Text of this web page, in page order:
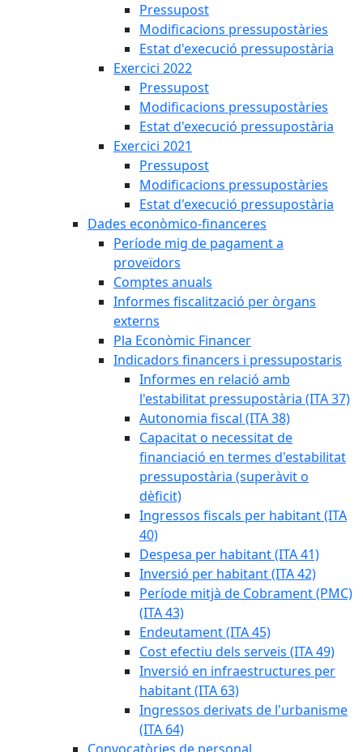
Pressupost
Modificacions pressupostàries
Estat d'execució pressupostària
Exercici 2022
Pressupost
Modificacions pressupostàries
Estat d'execució pressupostària
Exercici 2021
Pressupost
Modificacions pressupostàries
Estat d'execució pressupostària
Dades econòmico-financeres
Període mig de pagament a
proveïdors
Comptes anuals
Informes fiscalització per òrgans
externs
Pla Econòmic Financer
Indicadors financers i pressupostaris
Informes en relació amb
l'estabilitat pressupostària (ITA 37)
Autonomia fiscal (ITA 38)
Capacitat o necessitat de
financiació en termes d'estabilitat
pressupostària (superàvit o
dèficit)
Ingressos fiscals per habitant (ITA
40)
Despesa per habitant (ITA 41)
Inversió per habitant (ITA 42)
Període mitjà de Cobrament (PMC)
(ITA 43)
Endeutament (ITA 45)
Cost efectiu dels serveis (ITA 49)
Inversió en infraestructures per
habitant (ITA 63)
Ingressos derivats de l'urbanisme
(ITA 64)